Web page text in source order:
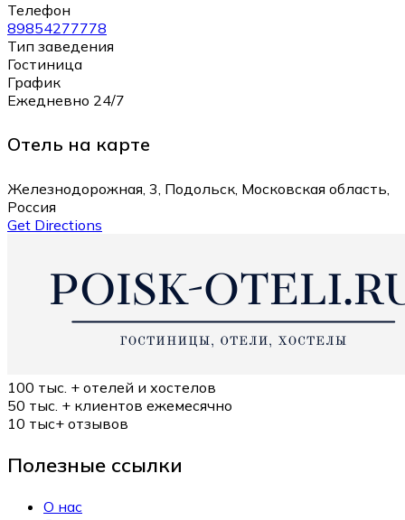
Телефон
89854277778
Тип заведения
Гостиница
График
Ежедневно 24/7
Отель на карте
Железнодорожная, 3, Подольск, Московская область,
Россия
Get Directions
100 тыс. + отелей и хостелов
50 тыс. + клиентов ежемесячно
10 тыс+ отзывов
Полезные ссылки
О нас